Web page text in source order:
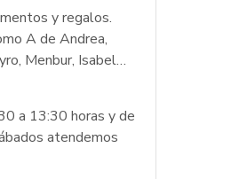
y regalos.
Menbur, Isabel
zamak...Ropa de
contamos con
interior y camisones
en tocados y
a 13:30 horas y de
atendemos